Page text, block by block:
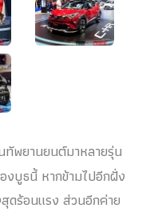
ทัพยานยนต์มาหลายรุ่น
งบูธนี้ หากข้ามไปอีกฝั่ง
ดร้อนแรง ส่วนอีกค่าย